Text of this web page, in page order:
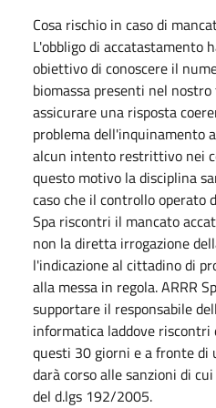
Cosa rischio in caso di
L'obbligo di accatastamento
obiettivo di conoscere il
biomassa presenti nel
assicurare una risposta
problema dell'inquinamento
alcun intento restrittivo nei
questo motivo la disciplina
caso che il controllo operato
Spa riscontri il mancato
non la diretta irrogazione
l'indicazione al cittadino di
alla messa in regola. ARRR
supportare il responsabile
informatica laddove riscontri
questi 30 giorni e a fronte di
darà corso alle sanzioni di
del d.lgs 192/2005.